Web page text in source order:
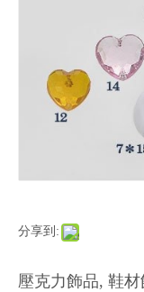
分享到:
壓克力飾品, 鞋材